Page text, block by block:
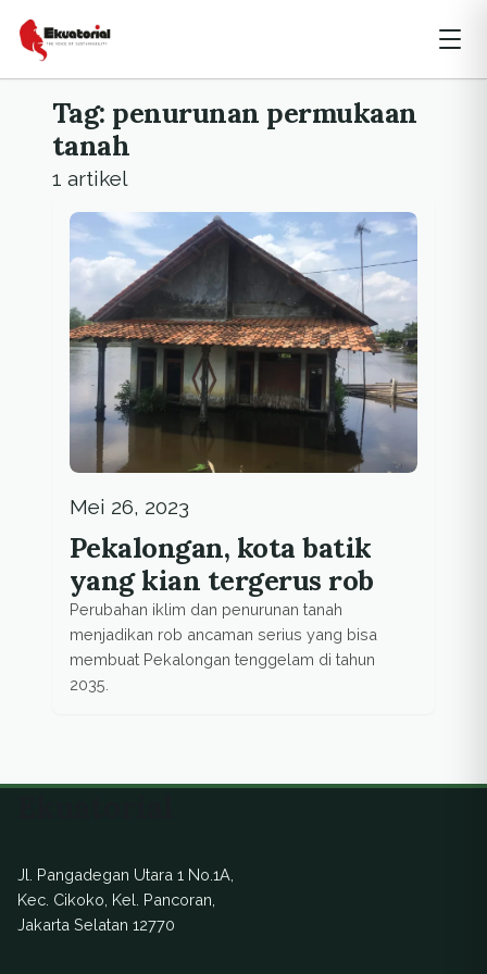
Tag: penurunan permukaan
tanah
1 artikel
Mei 26, 2023
Pekalongan, kota batik
yang kian tergerus rob
Perubahan iklim dan penurunan tanah
menjadikan rob ancaman serius yang bisa
membuat Pekalongan tenggelam di tahun
2035.
Jl. Pangadegan Utara 1 No.1A,
Kec. Cikoko, Kel. Pancoran,
Jakarta Selatan 12770